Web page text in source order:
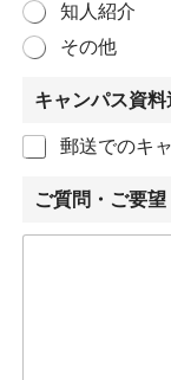
知人紹介
その他
キャンパス資
郵送でのキ
ご質問・ご要望